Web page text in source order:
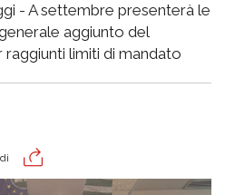
- A settembre presenterà le
aggiunto del
limiti di mandato